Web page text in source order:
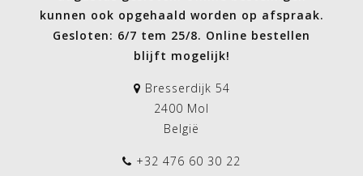
kunnen ook opgehaald worden op afspraak.
Gesloten: 6/7 tem 25/8. Online bestellen
blijft mogelijk!
Bresserdijk 54
2400 Mol
België
+32 476 60 30 22